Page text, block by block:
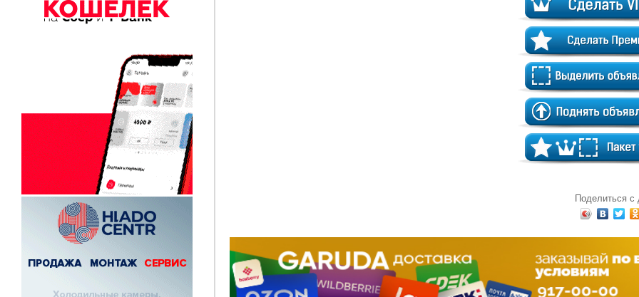
Поделиться с